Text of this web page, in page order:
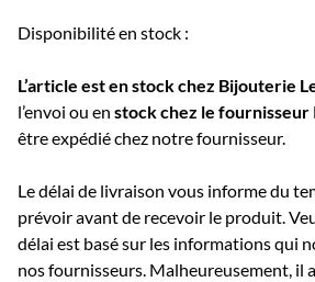
Disponibilité en stock :
L’article est en stock chez Bijouterie
l’envoi ou en stock chez le fournisseur
être expédié chez notre fournisseur.
Le délai de livraison vous informe du
prévoir avant de recevoir le produit.
délai est basé sur les informations qui
nos fournisseurs. Malheureusement, il